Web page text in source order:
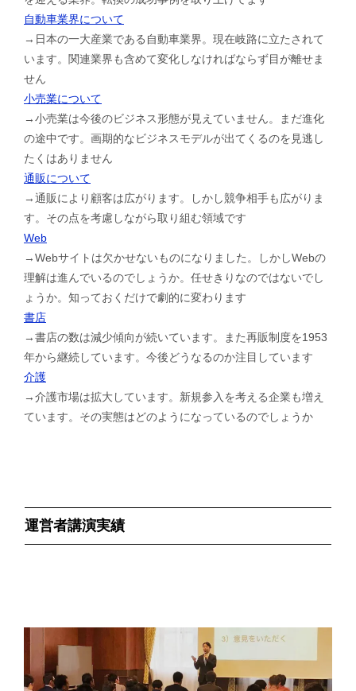
自動車業界について
→日本の一大産業である自動車業界。現在岐路に立たされて
います。関連業界も含めて変化しなければならず目が離せま
せん
小売業について
→小売業は今後のビジネス形態が見えていません。まだ進化
の途中です。画期的なビジネスモデルが出てくるのを見逃し
たくはありません
通販について
→通販により顧客は広がります。しかし競争相手も広がりま
す。その点を考慮しながら取り組む領域です
Web
→Webサイトは欠かせないものになりました。しかしWebの
理解は進んでいるのでしょうか。任せきりなのではないでし
ょうか。知っておくだけで劇的に変わります
書店
→書店の数は減少傾向が続いています。また再販制度を1953
年から継続しています。今後どうなるのか注目しています
介護
→介護市場は拡大しています。新規参入を考える企業も増え
ています。その実態はどのようになっているのでしょうか
運営者講演実績